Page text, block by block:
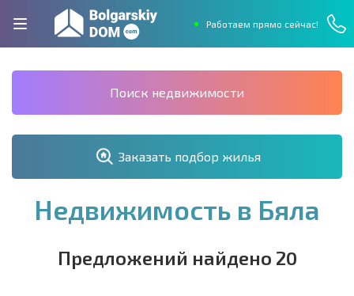
Работаем прямо сейчас!
Поиск недвижимости
Заказать подбор жилья
Недвижимость в Бяла
Предложений найдено 20